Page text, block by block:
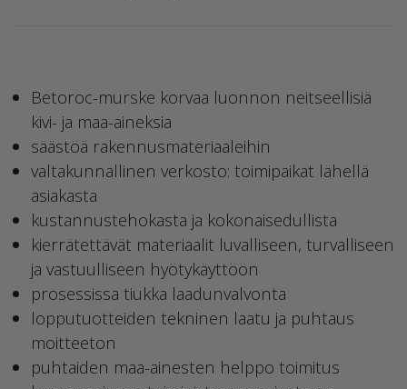
Betoroc-murske korvaa luonnon neitseellisiä
kivi- ja maa-aineksia
säästöä rakennusmateriaaleihin
valtakunnallinen verkosto: toimipaikat lähellä
asiakasta
kustannustehokasta ja kokonaisedullista
kierrätettävät materiaalit luvalliseen, turvalliseen
ja vastuulliseen hyötykäyttöön
prosessissa tiukka laadunvalvonta
lopputuotteiden tekninen laatu ja puhtaus
moitteeton
puhtaiden maa-ainesten helppo toimitus